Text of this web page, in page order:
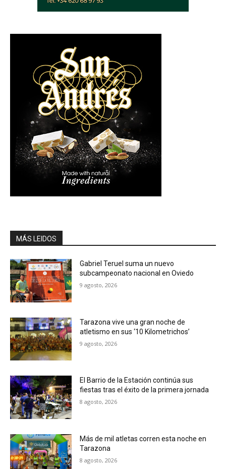
MÁS LEIDOS
Gabriel Teruel suma un nuevo
subcampeonato nacional en Oviedo
9 agosto, 2026
Tarazona vive una gran noche de
atletismo en sus ‘10 Kilometrichos’
9 agosto, 2026
El Barrio de la Estación continúa sus
fiestas tras el éxito de la primera jornada
8 agosto, 2026
Más de mil atletas corren esta noche en
Tarazona
8 agosto, 2026